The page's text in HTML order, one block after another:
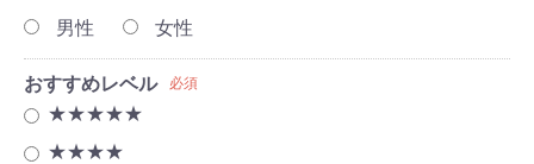
男性 女性
おすすめレベル 必須
★★★★★
★★★★